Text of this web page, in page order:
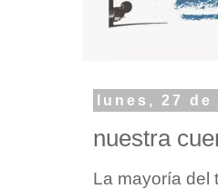
lunes, 27
nuestra
La mayoría del